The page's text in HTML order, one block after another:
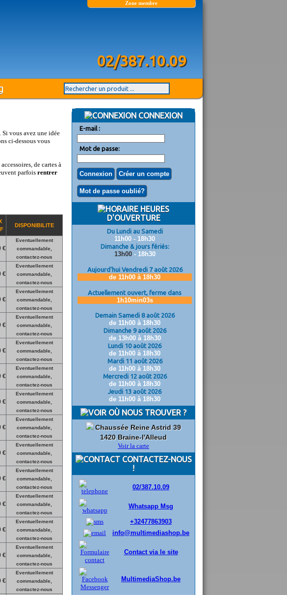
Zone membre
02/387.10.09
Si vous avez une idée
ci-dessous vous
de cartes à
parfois rentrer
DISPONIBILITE
€
Eventuellement
commandable,
contactez-nous
€
Eventuellement
commandable,
contactez-nous
€
Eventuellement
commandable,
contactez-nous
€
Eventuellement
commandable,
contactez-nous
€
Eventuellement
commandable,
contactez-nous
€
Eventuellement
commandable,
contactez-nous
€
Eventuellement
commandable,
contactez-nous
€
Eventuellement
commandable,
contactez-nous
€
Eventuellement
commandable,
contactez-nous
€
Eventuellement
commandable,
contactez-nous
€
Eventuellement
commandable,
contactez-nous
€
Eventuellement
commandable,
contactez-nous
€
Eventuellement
commandable,
contactez-nous
€
Eventuellement
commandable,
contactez-nous
CONNEXION
E-mail :
Mot de passe:
HEURES
D'OUVERTURE
Du Lundi au Samedi
11h00 - 18h30
Dimanche & jours fériés:
13h00- 18h30
Aujourd'hui Vendredi 7 août 2026
de 11h00 à 18h30
Actuellement ouvert, ferme dans
1h10min02s
Demain Samedi 8 août 2026
de 11h00 à 18h30
Dimanche 9 août 2026
de 13h00 à 18h30
Lundi 10 août 2026
de 11h00 à 18h30
Mardi 11 août 2026
de 11h00 à 18h30
Mercredi 12 août 2026
de 11h00 à 18h30
Jeudi 13 août 2026
de 11h00 à 18h30
OÙ NOUS TROUVER ?
Chaussée Reine Astrid 39
1420 Braine-l'Alleud
Voir la carte
CONTACTEZ-NOUS
!
02/387.10.09
Whatsapp Msg
+32477863903
info@multimediashop.be
Contact via le site
MultimediaShop.be